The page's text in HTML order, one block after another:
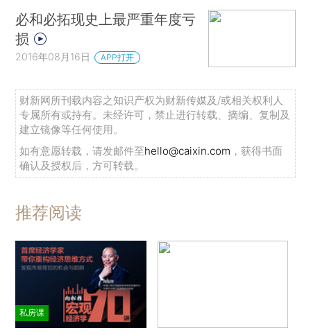
必和必拓现史上最严重年度亏
损
2016年08月16日 APP打开
财新网所刊载内容之知识产权为财新传媒及/或相关权利人
专属所有或持有。未经许可，禁止进行转载、摘编、复制及
建立镜像等任何使用。
如有意愿转载，请发邮件至hello@caixin.com ，获得书面
确认及授权后，方可转载。
推荐阅读
私房课